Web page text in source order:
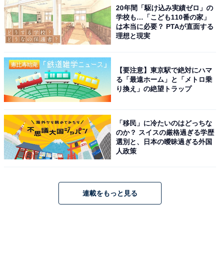
20年間「駆け込み実績ゼロ」の
学校も…「こども110番の家」
は本当に必要？ PTAが直面する
理想と現実
【要注意】東京駅で絶対にハマ
る「最遠ホーム」と「メトロ乗
り換え」の絶望トラップ
「移民」に冷たいのはどっちな
のか？ スイスの厳格過ぎる学歴
選別と、日本の曖昧過ぎる外国
人政策
連載をもっと見る